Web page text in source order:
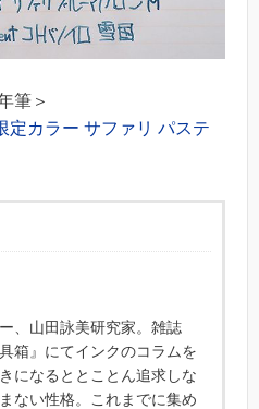
筆＞
定カラー サファリ パステ
、山田詠美研究家。雑誌
具箱』にてインクのコラムを
になるととことん追求しな
ない性格。これまでに集め